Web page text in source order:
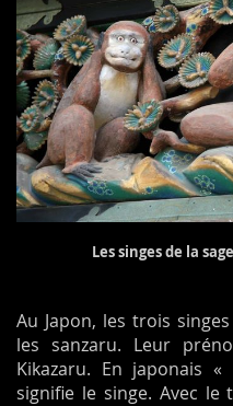
Les singes de la
Au Japon, les trois
les sanzaru. Leur
Kikazaru. En japonais
signifie le singe. Avec le